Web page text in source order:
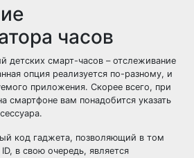
часов
детских смарт-часов – отслеживание
опция реализуется по-разному, и
приложения. Скорее всего, при
смартфоне вам понадобится указать
код гаджета, позволяющий в том
в свою очередь, является